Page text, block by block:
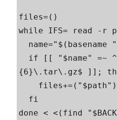
files=()
while IFS= read -r
{6}\.tar\.gz$ ]];
done < <(find